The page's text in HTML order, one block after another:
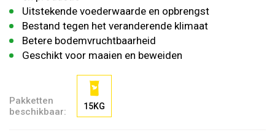
Uitstekende voederwaarde en opbrengst
Bestand tegen het veranderende klimaat
Betere bodemvruchtbaarheid
Geschikt voor maaien en beweiden
Pakketten
beschikbaar:
15KG